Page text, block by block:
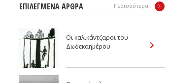
ΕΠΙΛΕΓΜΕΝΑ ΑΡΘΡΑ Περισσότερα
Οι καλικάντζαροι του
Δωδεκαημέρου